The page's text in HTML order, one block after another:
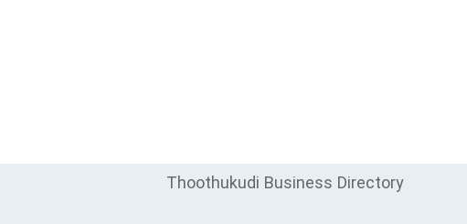
Thoothukudi Business Directory